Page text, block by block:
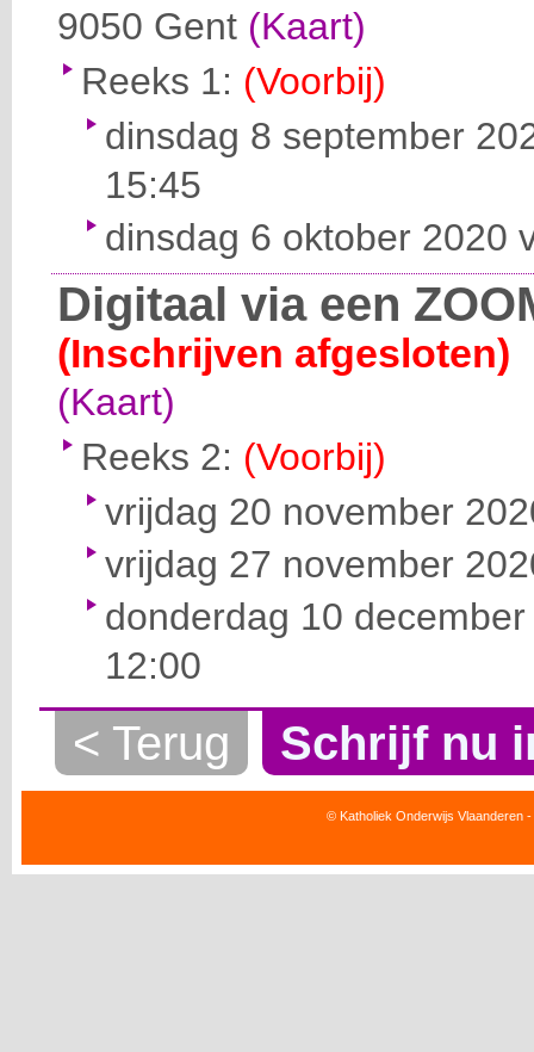
9050 Gent (Kaart)
Reeks 1: (Voorbij)
dinsdag 8 september
15:45
dinsdag 6 oktober 2020
Digitaal via een
(Inschrijven afgesloten)
(Kaart)
Reeks 2: (Voorbij)
vrijdag 20 november
vrijdag 27 november
donderdag 10
12:00
< Terug Schrijf nu
© Katholiek Onderwijs Vlaanderen